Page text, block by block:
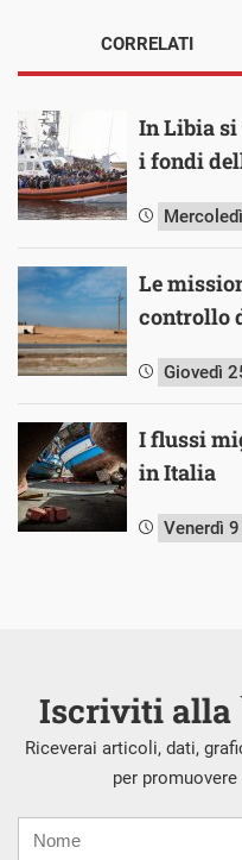
CORRELATI
In Libia
i fondi
Le
controllo
Giovedì
I flussi
in Italia
Venerdì
Iscriviti alla
Riceverai articoli, dati,
per
mail